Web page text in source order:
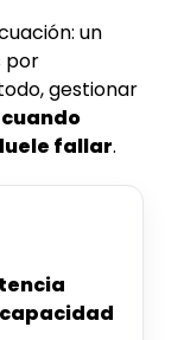
un
por
gestionar
fallar.
capacidad